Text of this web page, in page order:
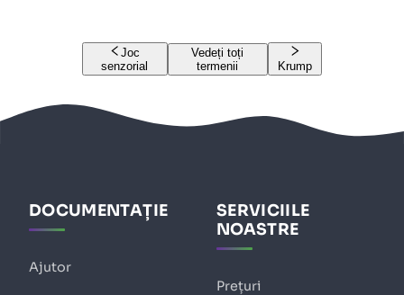
Joc
senzorial
Vedeți toți
termenii
Krump
DOCUMENTAȚIE
Ajutor
SERVICIILE
NOASTRE
Prețuri